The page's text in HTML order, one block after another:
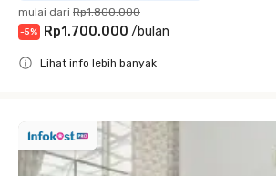
mulai dari Rp1.800.000
-5% Rp1.700.000 /bulan
Lihat info lebih banyak